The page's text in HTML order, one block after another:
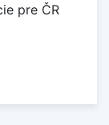
pre ČR